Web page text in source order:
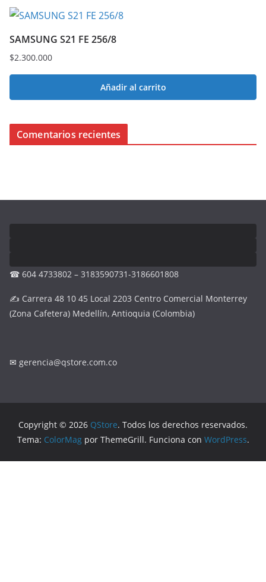
SAMSUNG S21 FE 256/8
$2.300.000
Añadir al carrito
Comentarios recientes
☎ 604 4733802 – 3183590731-3186601808
✍ Carrera 48 10 45 Local 2203 Centro Comercial Monterrey
(Zona Cafetera) Medellín, Antioquia (Colombia)
✉ gerencia@qstore.com.co
Copyright © 2026 QStore. Todos los derechos reservados.
Tema: ColorMagpor ThemeGrill. Funciona con WordPress.